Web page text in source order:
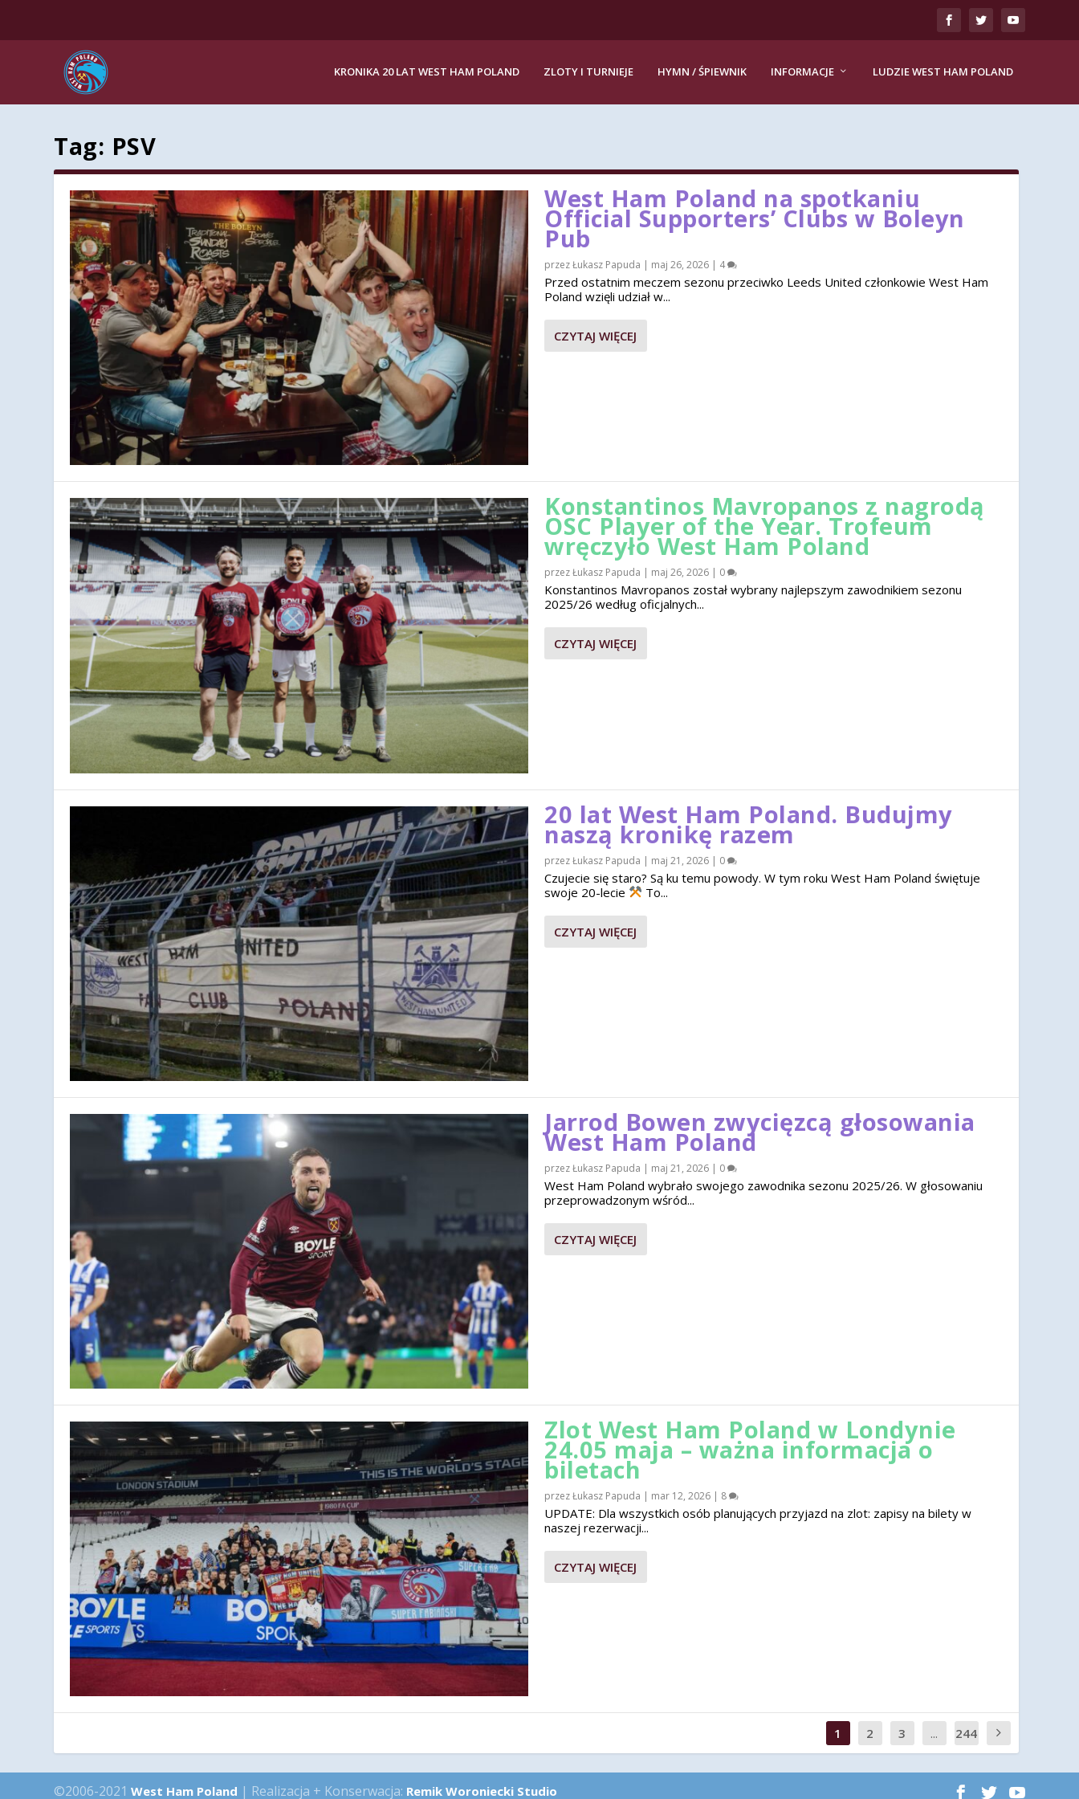
KRONIKA 20 LAT WEST HAM POLAND ZLOTY I TURNIEJE HYMN / ŚPIEWNIK INFORMACJE LUDZIE WEST HAM POLAND
Tag: PSV
West Ham Poland na spotkaniu
Official Supporters’ Clubs w Boleyn
Pub
przezŁukasz Papuda | maj 26, 2026 | 4
Przed ostatnim meczem sezonu przeciwko Leeds United członkowie West Ham
Poland wzięli udział w...
CZYTAJ WIĘCEJ
Konstantinos Mavropanos z nagrodą
OSC Player of the Year. Trofeum
wręczyło West Ham Poland
przezŁukasz Papuda | maj 26, 2026 | 0
Konstantinos Mavropanos został wybrany najlepszym zawodnikiem sezonu
2025/26 według oficjalnych...
CZYTAJ WIĘCEJ
20 lat West Ham Poland. Budujmy
naszą kronikę razem
przezŁukasz Papuda | maj 21, 2026 | 0
Czujecie się staro? Są ku temu powody. W tym roku West Ham Poland świętuje
swoje 20-lecie
To...
CZYTAJ WIĘCEJ
Jarrod Bowen zwycięzcą głosowania
West Ham Poland
przezŁukasz Papuda | maj 21, 2026 | 0
West Ham Poland wybrało swojego zawodnika sezonu 2025/26. W głosowaniu
przeprowadzonym wśród...
CZYTAJ WIĘCEJ
Zlot West Ham Poland w Londynie
24.05 maja – ważna informacja o
biletach
przezŁukasz Papuda | mar 12, 2026 | 8
UPDATE: Dla wszystkich osób planujących przyjazd na zlot: zapisy na bilety w
naszej rezerwacji...
CZYTAJ WIĘCEJ
1 2 3 ...
244
0
©2006-2021West Ham Poland | Realizacja + Konserwacja: Remik Woroniecki Studio